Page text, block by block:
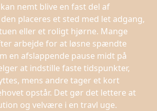
nemt blive en fast del af
placeres et sted med let adgang,
eller et roligt hjørne. Mange
arbejde for at løsne spændte
en afslappende pause midt på
at indstille faste tidspunkter,
mens andre tager et kort
opstår. Det gør det lettere at
og velvære i en travl uge.